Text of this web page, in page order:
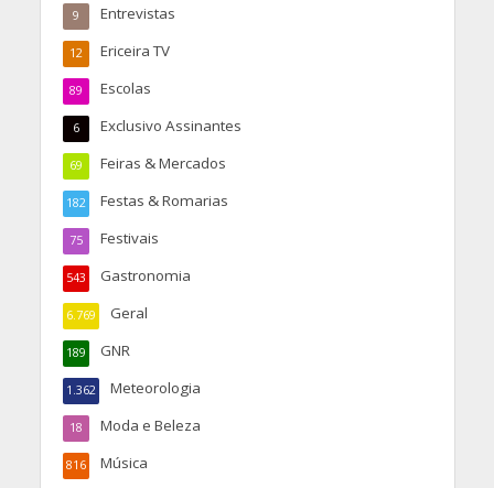
Entrevistas
9
Ericeira TV
12
Escolas
89
Exclusivo Assinantes
6
Feiras & Mercados
69
Festas & Romarias
182
Festivais
75
Gastronomia
543
Geral
6.769
GNR
189
Meteorologia
1.362
Moda e Beleza
18
Música
816